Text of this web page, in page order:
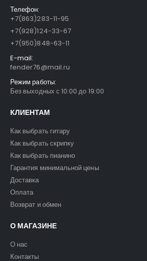
Телефон:
+7(863)283-11-95
+7(928)124-33-67
+7(950)848-63-11
E-mail:
fender76@mail.ru
Режим работы:
Без выходных с 10:00 до 19:00
КЛИЕНТАМ
Как выбрать гитару
Как выбрать скрипку
Как выбрать пианино
Гарантия минимальной цены
Доставка
Оплата
Возврат и обмен
О МАГАЗИНЕ
О нас
Контакты